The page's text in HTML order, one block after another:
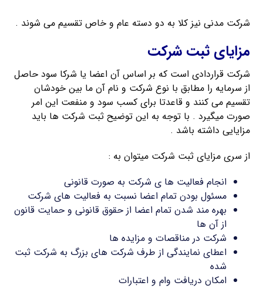
شرکت مدنی نیز کلا به دو دسته عام و خاص تقسیم می شوند .
مزایای ثبت شرکت
شرکت قراردادی است که بر اساس آن اعضا یا شرکا سود حاصل
از سرمایه را مطابق با نوع شرکت و نام آن ما بین خودشان
تقسیم می ‌کنند و قاعدتا برای کسب سود و منفعت این امر
صورت میگیرد . با توجه به این توضیح ثبت شرکت ها باید
مزایایی داشته باشد .
از سری مزایای ثبت شرکت میتوان به :
انجام فعالیت ها ی شرکت به صورت قانونی
مسئول بودن تمام اعضا نسبت به فعالیت های شرکت
بهره مند شدن تمام اعضا از حقوق قانونی و حمایت قانون
از آن ها
شرکت در مناقصات و مزایده ها
اعطای نمایندگی از طرف شرکت های بزرگ به شرکت ثبت
شده
امکان دریافت وام و اعتبارات